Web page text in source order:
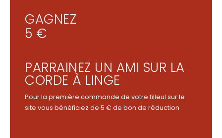
GAGNEZ
5 €
PARRAINEZ UN AMI SUR LA
CORDE À LINGE
Pour la première commande de votre filleul sur le
site vous bénéficiez de 5 € de bon de réduction